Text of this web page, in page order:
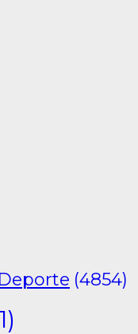
Deporte (4854)